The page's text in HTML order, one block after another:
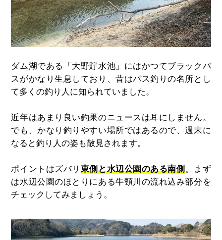
ダム湖である「大野貯水池」にはかつてブラックバ
スがかなり生息しており、昔はバス釣りの名所とし
て多くの釣り人に知られていました。
近年はあまり良い釣果のニュースは耳にしません。
でも、かなり釣りやすい場所ではあるので、週末に
なると釣り人の姿も散見されます。
ポイントはズバリ 東側と水辺公園のある南側。まず
は水辺公園のほとりにある牛頸川の流れ込み部分を
チェックしてみましょう。